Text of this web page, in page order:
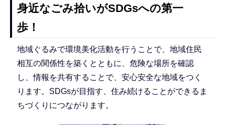
身近なごみ拾いがSDGsへの第一
歩！
地域ぐるみで環境美化活動を行うことで、地域住民
相互の関係性を築くとともに、危険な場所を確認
し、情報を共有することで、安心安全な地域をつく
ります。SDGsが目指す、住み続けることができるま
ちづくりにつながります。